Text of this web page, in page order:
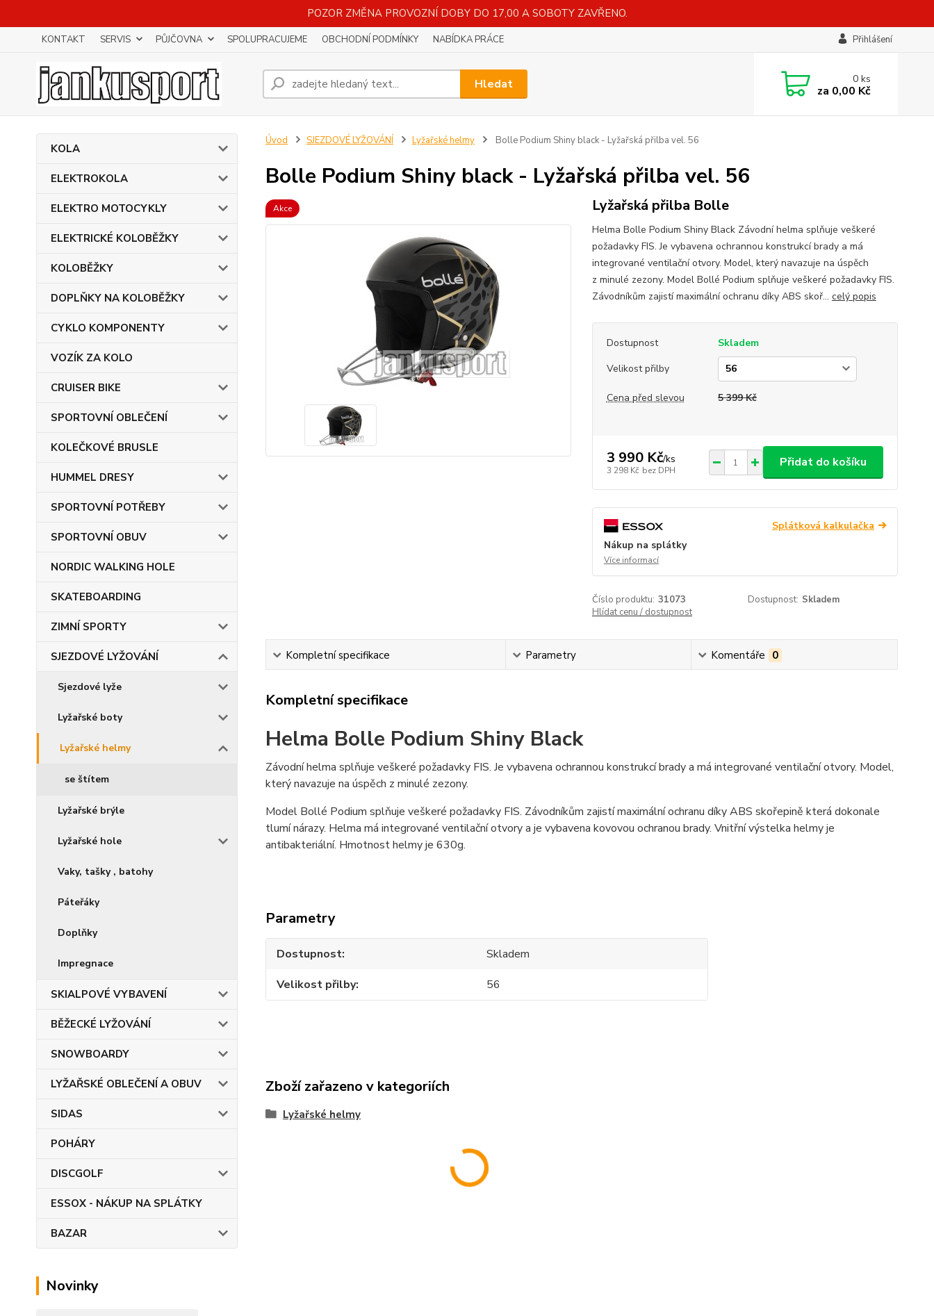
POZOR ZMĚNA PROVOZNÍ DOBY DO 17,00 A SOBOTY ZAVŘENO.
KONTAKT SERVIS PŮJČOVNA SPOLUPRACUJEME OBCHODNÍ PODMÍNKY NABÍDKA PRÁCE Přihlášení
Hledat 0ks
za 0,00 Kč
KOLA
ELEKTROKOLA
ELEKTRO MOTOCYKLY
ELEKTRICKÉ KOLOBĚŽKY
KOLOBĚŽKY
DOPLŇKY NA KOLOBĚŽKY
CYKLO KOMPONENTY
VOZÍK ZA KOLO
CRUISER BIKE
SPORTOVNÍ OBLEČENÍ
KOLEČKOVÉ BRUSLE
HUMMEL DRESY
SPORTOVNÍ POTŘEBY
SPORTOVNÍ OBUV
NORDIC WALKING HOLE
SKATEBOARDING
ZIMNÍ SPORTY
SJEZDOVÉ LYŽOVÁNÍ
Sjezdové lyže
Lyžařské boty
Lyžařské helmy
se štítem
Lyžařské brýle
Lyžařské hole
Vaky, tašky , batohy
Páteřáky
Doplňky
Impregnace
SKIALPOVÉ VYBAVENÍ
BĚŽECKÉ LYŽOVÁNÍ
SNOWBOARDY
LYŽAŘSKÉ OBLEČENÍ A OBUV
SIDAS
POHÁRY
DISCGOLF
ESSOX - NÁKUP NA SPLÁTKY
BAZAR
Novinky
Úvod SJEZDOVÉ LYŽOVÁNÍ Lyžařské helmy Bolle Podium Shiny black - Lyžařská přilba vel. 56
Bolle Podium Shiny black - Lyžařská přilba vel. 56
Akce Lyžařská přilba Bolle
Helma Bolle Podium Shiny Black Závodní helma splňuje veškeré
požadavky FIS. Je vybavena ochrannou konstrukcí brady a má
integrované ventilační otvory. Model, který navazuje na úspěch
z minulé zezony. Model Bollé Podium splňuje veškeré požadavky FIS.
Závodníkům zajistí maximální ochranu díky ABS skoř... celý popis
Dostupnost
Skladem
Velikost přilby
Cena před slevou 5 399 Kč
3 990 Kč/ks
3 298 Kč bez DPH
Přidat do košíku
Splátková kalkulačka
Nákup na splátky
Více informací
Číslo produktu: 31073 Dostupnost: Skladem
Hlídat cenu / dostupnost
Kompletní specifikace Parametry Komentáře 0
Kompletní specifikace
Helma Bolle Podium Shiny Black
Závodní helma splňuje veškeré požadavky FIS. Je vybavena ochrannou konstrukcí brady a má integrované ventilační otvory. Model,
který navazuje na úspěch z minulé zezony.
Model Bollé Podium splňuje veškeré požadavky FIS. Závodníkům zajistí maximální ochranu díky ABS skořepině která dokonale
tlumí nárazy. Helma má integrované ventilační otvory a je vybavena kovovou ochranou brady. Vnitřní výstelka helmy je
antibakteriální. Hmotnost helmy je 630g.
Parametry
Dostupnost
Skladem
Velikost přilby
56
Zboží zařazeno v kategoriích
Lyžařské helmy